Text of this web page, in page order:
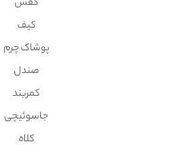
کفش
کیف
پوشاک چرم
صندل
کمربند
جاسوئیچی
کلاه